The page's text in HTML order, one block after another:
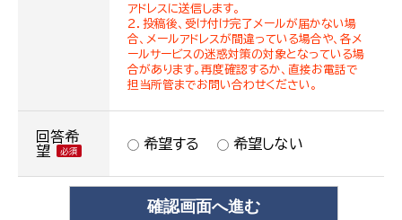
アドレスに送信します。
２．投稿後、受け付け完了メールが届かない場
合、メールアドレスが間違っている場合や、各メ
ールサービスの迷惑対策の対象となっている場
合があります。再度確認するか、直接お電話で
担当所管までお問い合わせください。
回答希
望
希望する 希望しない